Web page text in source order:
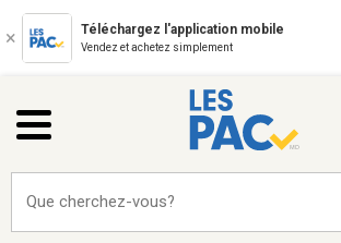
Téléchargez l'application mobile
Vendez et achetez simplement
Que cherchez-vous?